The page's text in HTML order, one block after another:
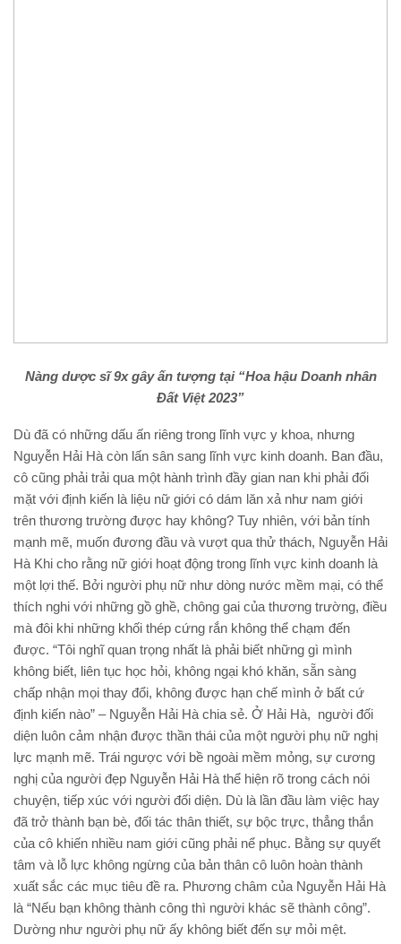
Nàng dược sĩ 9xgâyấn tượngtại “Hoa hậu Doanh nhân
Đất Việt 2023”
Dù đã có những dấu ấn riêng trong lĩnh vực y khoa, nhưng
Nguyễn Hải Hà còn lấn sân sang lĩnh vực kinh doanh. Ban đầu,
cô cũng phải trải qua một hành trình đầy gian nan khi phải đối
mặt với định kiến là liệu nữ giới có dám lăn xả như nam giới
trên thương trường được hay không? Tuy nhiên, với bản tính
mạnh mẽ, muốn đương đầu và vượt qua thử thách, Nguyễn Hải
Hà Khi cho rằng nữ giới hoạt động trong lĩnh vực kinh doanh là
một lợi thế. Bởi người phụ nữ như dòng nước mềm mại, có thể
thích nghi với những gồ ghề, chông gai của thương trường, điều
mà đôi khi những khối thép cứng rắn không thể chạm đến
được. “Tôi nghĩ quan trọng nhất là phải biết những gì mình
không biết, liên tục học hỏi, không ngại khó khăn, sẵn sàng
chấp nhận mọi thay đổi, không được hạn chế mình ở bất cứ
định kiến nào” – Nguyễn Hải Hà chia sẻ. Ở Hải Hà, người đối
diện luôn cảm nhận được thần thái của một người phụ nữ nghị
lực mạnh mẽ. Trái ngược với bề ngoài mềm mỏng, sự cương
nghị của người đẹp Nguyễn Hải Hà thể hiện rõ trong cách nói
chuyện, tiếp xúc với người đối diện. Dù là lần đầu làm việc hay
đã trở thành bạn bè, đối tác thân thiết, sự bộc trực, thẳng thắn
của cô khiến nhiều nam giới cũng phải nể phục. Bằng sự quyết
tâm và lỗ lực không ngừng của bản thân cô luôn hoàn thành
xuất sắc các mục tiêu đề ra. Phương châm của Nguyễn Hải Hà
là “Nếu bạn không thành công thì người khác sẽ thành công”.
Dường như người phụ nữ ấy không biết đến sự mỏi mệt.